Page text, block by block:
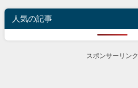
人気の記事
スポンサーリンク